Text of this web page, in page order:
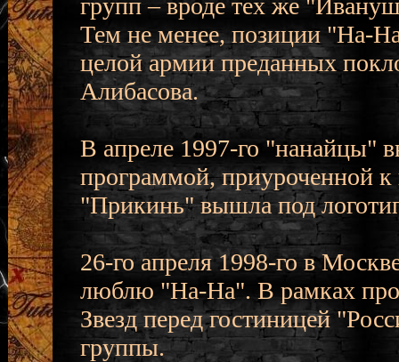
групп – вроде тех же
Тем не менее, позиции "На-
целой армии преданных
Алибасова.
В апреле 1997-го "нанайцы"
программой, приуроченной к
"Прикинь" вышла под
26-го апреля 1998-го в
люблю "На-На". В рамках
Звезд перед гостиницей
группы.